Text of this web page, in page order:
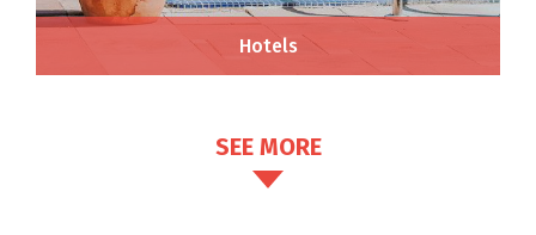
Hotels
SEE MORE